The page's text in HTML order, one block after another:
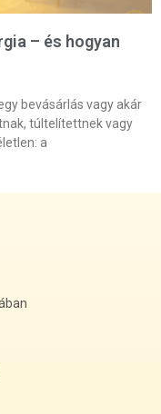
– és hogyan
bevásárlás vagy akár
túltelítettnek vagy
a